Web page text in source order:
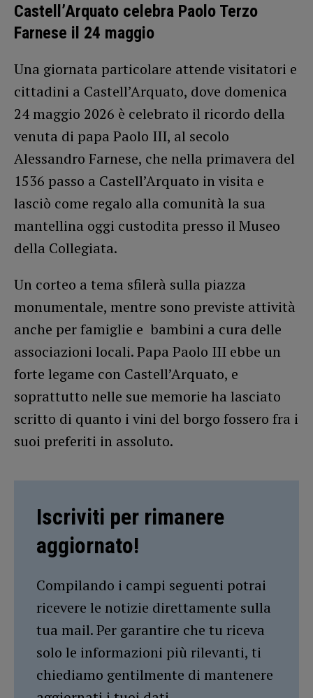
Castell’Arquato celebra Paolo Terzo
Farnese il 24 maggio
Una giornata particolare attende visitatori e
cittadini a Castell’Arquato, dove domenica
24 maggio 2026 è celebrato il ricordo della
venuta di papa Paolo III, al secolo
Alessandro Farnese, che nella primavera del
1536 passo a Castell’Arquato in visita e
lasciò come regalo alla comunità la sua
mantellina oggi custodita presso il Museo
della Collegiata.
Un corteo a tema sfilerà sulla piazza
monumentale, mentre sono previste attività
anche per famiglie e bambini a cura delle
associazioni locali. Papa Paolo III ebbe un
forte legame con Castell’Arquato, e
soprattutto nelle sue memorie ha lasciato
scritto di quanto i vini del borgo fossero fra i
suoi preferiti in assoluto.
Iscriviti per rimanere
aggiornato!
Compilando i campi seguenti potrai
ricevere le notizie direttamente sulla
tua mail. Per garantire che tu riceva
solo le informazioni più rilevanti, ti
chiediamo gentilmente di mantenere